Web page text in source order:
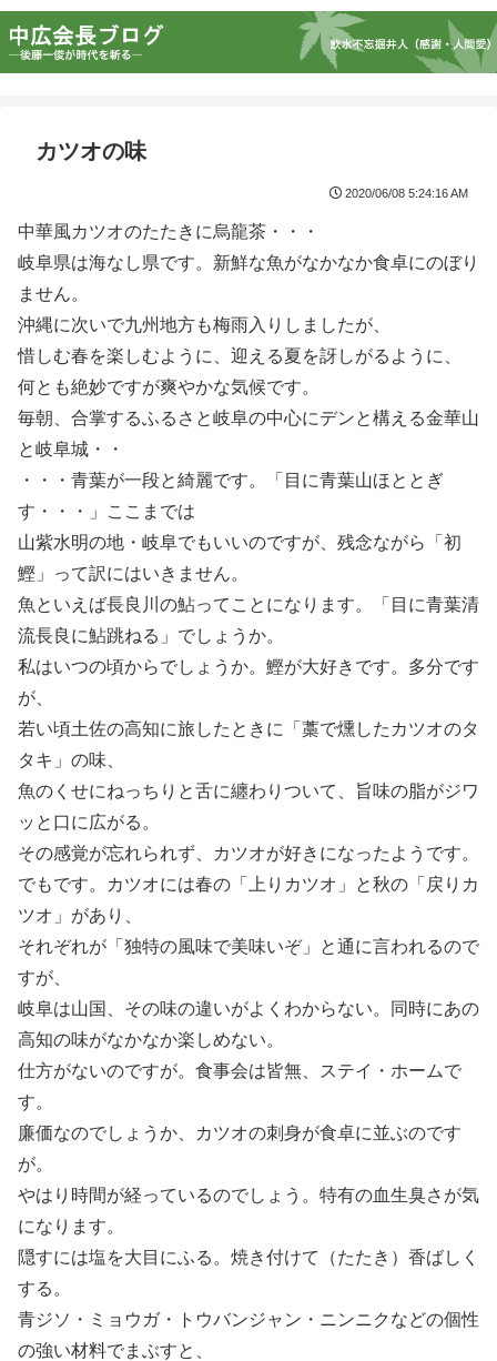
カツオの味
2020/06/08 5:24:16 AM
中華風カツオのたたきに烏龍茶・・・
岐阜県は海なし県です。新鮮な魚がなかなか食卓にのぼり
ません。
沖縄に次いで九州地方も梅雨入りしましたが、
惜しむ春を楽しむように、迎える夏を訝しがるように、
何とも絶妙ですが爽やかな気候です。
毎朝、合掌するふるさと岐阜の中心にデンと構える金華山
と岐阜城・・
・・・青葉が一段と綺麗です。「目に青葉山ほととぎ
す・・・」ここまでは
山紫水明の地・岐阜でもいいのですが、残念ながら「初
鰹」って訳にはいきません。
魚といえば長良川の鮎ってことになります。「目に青葉清
流長良に鮎跳ねる」でしょうか。
私はいつの頃からでしょうか。鰹が大好きです。多分です
が、
若い頃土佐の高知に旅したときに「藁で燻したカツオのタ
タキ」の味、
魚のくせにねっちりと舌に纏わりついて、旨味の脂がジワ
ッと口に広がる。
その感覚が忘れられず、カツオが好きになったようです。
でもです。カツオには春の「上りカツオ」と秋の「戻りカ
ツオ」があり、
それぞれが「独特の風味で美味いぞ」と通に言われるので
すが、
岐阜は山国、その味の違いがよくわからない。同時にあの
高知の味がなかなか楽しめない。
仕方がないのですが。食事会は皆無、ステイ・ホームで
す。
廉価なのでしょうか、カツオの刺身が食卓に並ぶのです
が。
やはり時間が経っているのでしょう。特有の血生臭さが気
になります。
隠すには塩を大目にふる。焼き付けて（たたき）香ばしく
する。
青ジソ・ミョウガ・トウバンジャン・ニンニクなどの個性
の強い材料でまぶすと、